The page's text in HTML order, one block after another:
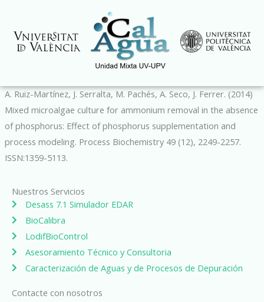
contenido
A. Ruiz-Martínez, J. Serralta, M. Pachés, A. Seco, J. Ferrer. (2014)
Mixed microalgae culture for ammonium removal in the absence
of phosphorus: Effect of phosphorus supplementation and
process modeling. Process Biochemistry 49 (12), 2249-2257.
ISSN:1359-5113.
Nuestros Servicios
Desass 7.1 Simulador EDAR
BioCalibra
LodifBioControl
Asesoramiento Técnico y Consultoria
Caracterización de Aguas y de Procesos de Depuración
Contacte con nosotros